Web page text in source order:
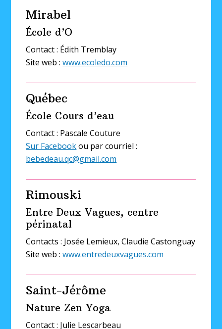
Mirabel
École d’O
Contact : Édith Tremblay
Site web :www.ecoledo.com
Québec
École Cours d’eau
Contact : Pascale Couture
Sur Facebookou par courriel :
bebedeau.qc@gmail.com
Rimouski
Entre Deux Vagues, centre
périnatal
Contacts : Josée Lemieux, Claudie Castonguay
Site web :www.entredeuxvagues.com
Saint-Jérôme
Nature Zen Yoga
Contact : Julie Lescarbeau